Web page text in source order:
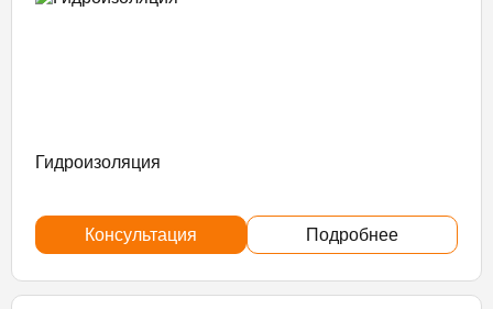
Гидроизоляция
Консультация Подробнее